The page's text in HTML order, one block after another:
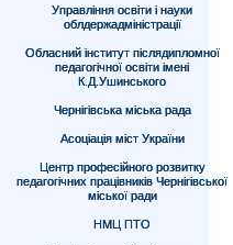
Управління освіти і науки
облдержадміністрації
Обласний інститут післядипломної
педагогічної освіти імені
К.Д.Ушинського
Чернігівська міська рада
Асоціація міст України
Центр професійного розвитку
педагогічних працівників Чернігівської
міської ради
НМЦ ПТО